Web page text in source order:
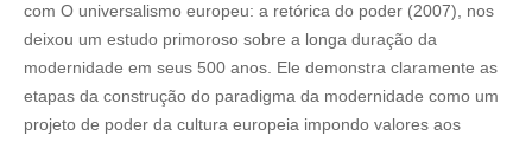
com O universalismo europeu: a retórica do poder (2007), nos
deixou um estudo primoroso sobre a longa duração da
modernidade em seus 500 anos. Ele demonstra claramente as
etapas da construção do paradigma da modernidade como um
projeto de poder da cultura europeia impondo valores aos